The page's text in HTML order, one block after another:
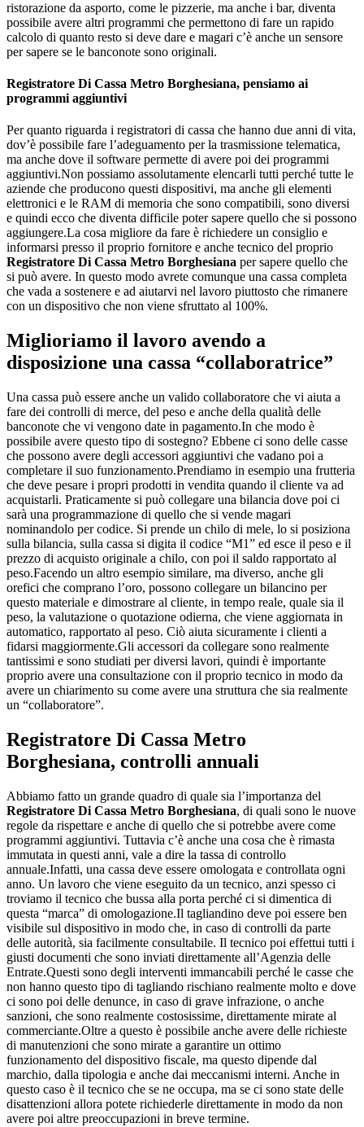
ristorazione da asporto, come le pizzerie, ma anche i bar, diventa
possibile avere altri programmi che permettono di fare un rapido
calcolo di quanto resto si deve dare e magari c’è anche un sensore
per sapere se le banconote sono originali.
Registratore Di Cassa Metro Borghesiana, pensiamo ai
programmi aggiuntivi
Per quanto riguarda i registratori di cassa che hanno due anni di vita,
dov’è possibile fare l’adeguamento per la trasmissione telematica,
ma anche dove il software permette di avere poi dei programmi
aggiuntivi.Non possiamo assolutamente elencarli tutti perché tutte le
aziende che producono questi dispositivi, ma anche gli elementi
elettronici e le RAM di memoria che sono compatibili, sono diversi
e quindi ecco che diventa difficile poter sapere quello che si possono
aggiungere.La cosa migliore da fare è richiedere un consiglio e
informarsi presso il proprio fornitore e anche tecnico del proprio
Registratore Di Cassa Metro Borghesiana per sapere quello che
si può avere. In questo modo avrete comunque una cassa completa
che vada a sostenere e ad aiutarvi nel lavoro piuttosto che rimanere
con un dispositivo che non viene sfruttato al 100%.
Miglioriamo il lavoro avendo a
disposizione una cassa “collaboratrice”
Una cassa può essere anche un valido collaboratore che vi aiuta a
fare dei controlli di merce, del peso e anche della qualità delle
banconote che vi vengono date in pagamento.In che modo è
possibile avere questo tipo di sostegno? Ebbene ci sono delle casse
che possono avere degli accessori aggiuntivi che vadano poi a
completare il suo funzionamento.Prendiamo in esempio una frutteria
che deve pesare i propri prodotti in vendita quando il cliente va ad
acquistarli. Praticamente si può collegare una bilancia dove poi ci
sarà una programmazione di quello che si vende magari
nominandolo per codice. Si prende un chilo di mele, lo si posiziona
sulla bilancia, sulla cassa si digita il codice “M1” ed esce il peso e il
prezzo di acquisto originale a chilo, con poi il saldo rapportato al
peso.Facendo un altro esempio similare, ma diverso, anche gli
orefici che comprano l’oro, possono collegare un bilancino per
questo materiale e dimostrare al cliente, in tempo reale, quale sia il
peso, la valutazione o quotazione odierna, che viene aggiornata in
automatico, rapportato al peso. Ciò aiuta sicuramente i clienti a
fidarsi maggiormente.Gli accessori da collegare sono realmente
tantissimi e sono studiati per diversi lavori, quindi è importante
proprio avere una consultazione con il proprio tecnico in modo da
avere un chiarimento su come avere una struttura che sia realmente
un “collaboratore”.
Registratore Di Cassa Metro
Borghesiana, controlli annuali
Abbiamo fatto un grande quadro di quale sia l’importanza del
Registratore Di Cassa Metro Borghesiana, di quali sono le nuove
regole da rispettare e anche di quello che si potrebbe avere come
programmi aggiuntivi. Tuttavia c’è anche una cosa che è rimasta
immutata in questi anni, vale a dire la tassa di controllo
annuale.Infatti, una cassa deve essere omologata e controllata ogni
anno. Un lavoro che viene eseguito da un tecnico, anzi spesso ci
troviamo il tecnico che bussa alla porta perché ci si dimentica di
questa “marca” di omologazione.Il tagliandino deve poi essere ben
visibile sul dispositivo in modo che, in caso di controlli da parte
delle autorità, sia facilmente consultabile. Il tecnico poi effettui tutti i
giusti documenti che sono inviati direttamente all’Agenzia delle
Entrate.Questi sono degli interventi immancabili perché le casse che
non hanno questo tipo di tagliando rischiano realmente molto e dove
ci sono poi delle denunce, in caso di grave infrazione, o anche
sanzioni, che sono realmente costosissime, direttamente mirate al
commerciante.Oltre a questo è possibile anche avere delle richieste
di manutenzioni che sono mirate a garantire un ottimo
funzionamento del dispositivo fiscale, ma questo dipende dal
marchio, dalla tipologia e anche dai meccanismi interni. Anche in
questo caso è il tecnico che se ne occupa, ma se ci sono state delle
disattenzioni allora potete richiederle direttamente in modo da non
avere poi altre preoccupazioni in breve termine.